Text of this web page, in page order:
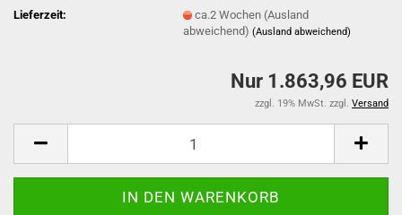
Lieferzeit:
ca.2 Wochen (Ausland
abweichend)(Ausland abweichend)
Nur 1.863,96 EUR
zzgl. 19% MwSt. zzgl. Versand